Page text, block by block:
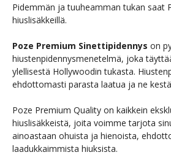
Pidemmän ja tuuheamman tukan saat
hiuslisäkkeillä.
Poze Premium Sinettipidennys on
hiustenpidennysmenetelmä, joka
ylellisestä Hollywoodin tukasta.
ehdottomasti parasta laatua ja ne
Poze Premium Quality on kaikkein
hiuslisäkkeistä, joita voimme tarjota
ainoastaan ohuista ja hienoista,
laadukkaimmista hiuksista.